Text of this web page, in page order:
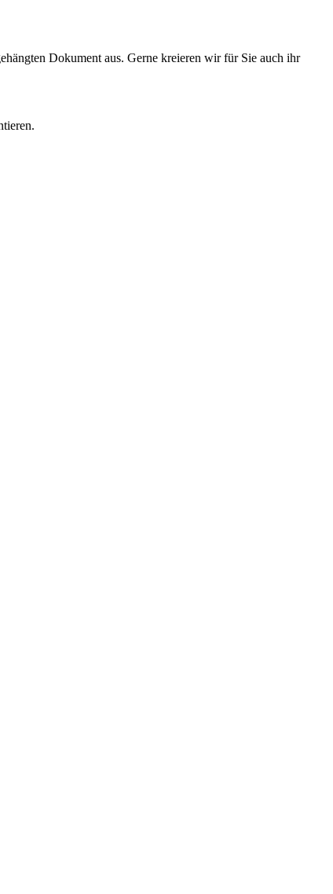
Dokument aus. Gerne kreieren wir für Sie auch ihr